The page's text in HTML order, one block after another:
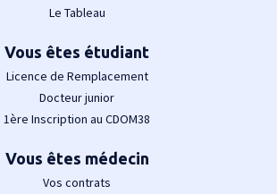
Le Tableau
Vous êtes étudiant
Licence de Remplacement
Docteur junior
1ère Inscription au CDOM38
Vous êtes médecin
Vos contrats